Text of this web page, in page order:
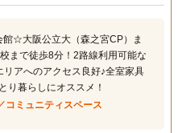
☆大阪公立大（森之宮CP）ま
まで徒歩8分！2路線利用可能な
リアへのアクセス良好♪全室家具
り暮らしにオススメ！
コミュニティスペース